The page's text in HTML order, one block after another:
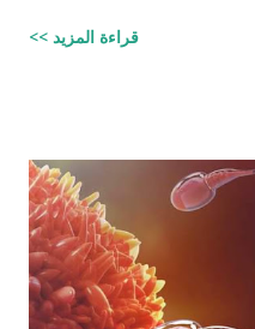
مجموع حصص الورثة أكثر
وجودهم على الغالب
نصف مقدار الأخ الشقيق ولكن
أنواع من الورثة في نفس الوقت
الحال ليس من المعقول
الحالات التي فيها تراكيب
قراءة المزيد >>